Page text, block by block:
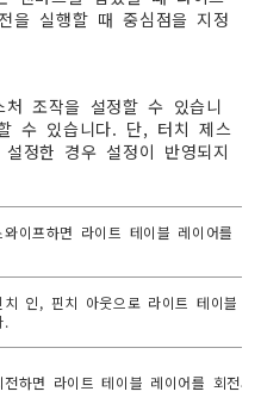
을 실행할 때 중심점을 지정
조작을 설정할 수 있습니
수 있습니다. 단, 터치 제스
정한 경우 설정이 반영되지
이프하면 라이트 테이블 레이어를 이
치 인, 핀치 아웃으로 라이트 테이블
.
하면 라이트 테이블 레이어를 회전시